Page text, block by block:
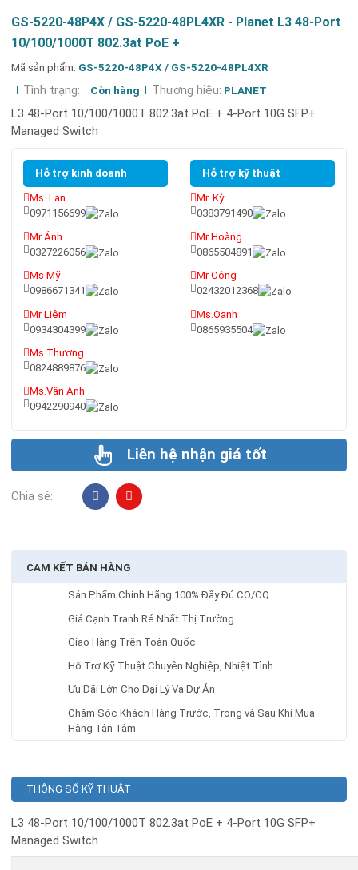
GS-5220-48P4X / GS-5220-48PL4XR - Planet L3 48-Port
10/100/1000T 802.3at PoE +
Mã sản phẩm: GS-5220-48P4X / GS-5220-48PL4XR
Tình trạng: Còn hàng Thương hiệu: PLANET
L3 48-Port 10/100/1000T 802.3at PoE + 4-Port 10G SFP+
Managed Switch
Hỗ trợ kinh doanh
Ms. Lan
0971156699
Mr Ánh
0327226056
Ms Mỹ
0986671341
Mr Liêm
0934304399
Ms.Thương
0824889876
Ms.Vân Anh
0942290940
Hỗ trợ kỹ thuật
Mr. Kỳ
0383791490
Mr Hoàng
0865504891
Mr Công
02432012368
Ms.Oanh
0865935504
Liên hệ nhận giá tốt
Chia sẻ:
CAM KẾT BÁN HÀNG
Sản Phẩm Chính Hãng 100% Đầy Đủ CO/CQ
Giá Cạnh Tranh Rẻ Nhất Thị Trường
Giao Hàng Trên Toàn Quốc
Hỗ Trợ Kỹ Thuật Chuyên Nghiệp, Nhiệt Tình
Ưu Đãi Lớn Cho Đại Lý Và Dự Án
Chăm Sóc Khách Hàng Trước, Trong và Sau Khi Mua
Hàng Tận Tâm.
THÔNG SỐ KỸ THUẬT
L3 48-Port 10/100/1000T 802.3at PoE + 4-Port 10G SFP+
Managed Switch